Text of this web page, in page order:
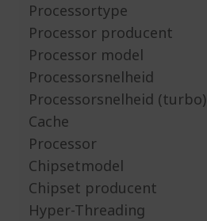
Processortype
Processor producent
Processor model
Processorsnelheid
Processorsnelheid (turbo)
Cache
Processor
Chipsetmodel
Chipset producent
Hyper-Threading